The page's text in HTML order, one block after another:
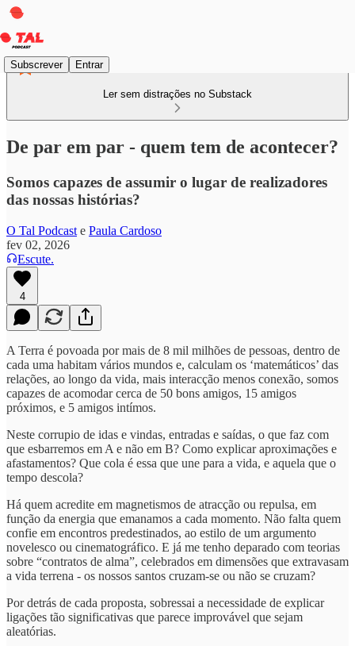
Subscrever Entrar
Ler sem distrações no Substack
De par em par - quem tem de acontecer?
Somos capazes de assumir o lugar de realizadores
das nossas histórias?
O Tal Podcast e Paula Cardoso
fev 02, 2026
Escute.
4
A Terra é povoada por mais de 8 mil milhões de pessoas, dentro de
cada uma habitam vários mundos e, calculam os ‘matemáticos’ das
relações, ao longo da vida, mais interacção menos conexão, somos
capazes de acomodar cerca de 50 bons amigos, 15 amigos
próximos, e 5 amigos intímos.
Neste corrupio de idas e vindas, entradas e saídas, o que faz com
que esbarremos em A e não em B? Como explicar aproximações e
afastamentos? Que cola é essa que une para a vida, e aquela que o
tempo descola?
Há quem acredite em magnetismos de atracção ou repulsa, em
função da energia que emanamos a cada momento. Não falta quem
confie em encontros predestinados, ao estilo de um argumento
novelesco ou cinematográfico. E já me tenho deparado com teorias
sobre “contratos de alma”, celebrados em dimensões que extravasam
a vida terrena - os nossos santos cruzam-se ou não se cruzam?
Por detrás de cada proposta, sobressai a necessidade de explicar
ligações tão significativas que parece improvável que sejam
aleatórias.